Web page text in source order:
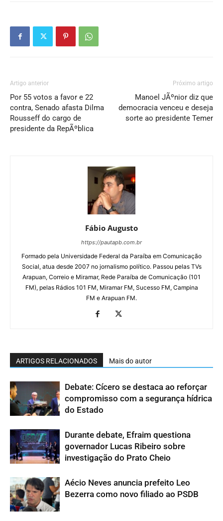
Artigo anterior
Por 55 votos a favor e 22
contra, Senado afasta Dilma
Rousseff do cargo de
presidente da RepÃºblica
Próximo artigo
Manoel JÃºnior diz que
democracia venceu e deseja
sorte ao presidente Temer
Fábio Augusto
https://pautapb.com.br
Formado pela Universidade Federal da Paraíba em Comunicação
Social, atua desde 2007 no jornalismo político. Passou pelas TVs
Arapuan, Correio e Miramar, Rede Paraíba de Comunicação (101
FM), pelas Rádios 101 FM, Miramar FM, Sucesso FM, Campina
FM e Arapuan FM.
ARTIGOS RELACIONADOS Mais do autor
Debate: Cícero se destaca ao reforçar
compromisso com a segurança hídrica
do Estado
Durante debate, Efraim questiona
governador Lucas Ribeiro sobre
investigação do Prato Cheio
Aécio Neves anuncia prefeito Leo
Bezerra como novo filiado ao PSDB